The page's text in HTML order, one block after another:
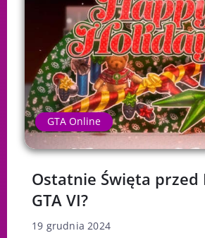
GTA Online
Ostatnie Święta przed
GTA VI?
19 grudnia 2024